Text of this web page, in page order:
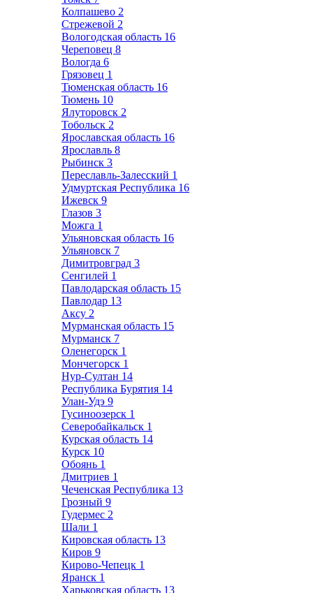
Колпашево 2
Стрежевой 2
Вологодская область 16
Череповец 8
Вологда 6
Грязовец 1
Тюменская область 16
Тюмень 10
Ялуторовск 2
Тобольск 2
Ярославская область 16
Ярославль 8
Рыбинск 3
Переславль-Залесский 1
Удмуртская Республика 16
Ижевск 9
Глазов 3
Можга 1
Ульяновская область 16
Ульяновск 7
Димитровград 3
Сенгилей 1
Павлодарская область 15
Павлодар 13
Аксу 2
Мурманская область 15
Мурманск 7
Оленегорск 1
Мончегорск 1
Нур-Султан 14
Республика Бурятия 14
Улан-Удэ 9
Гусиноозерск 1
Северобайкальск 1
Курская область 14
Курск 10
Обоянь 1
Дмитриев 1
Чеченская Республика 13
Грозный 9
Гудермес 2
Шали 1
Кировская область 13
Киров 9
Кирово-Чепецк 1
Яранск 1
Харьковская область 13